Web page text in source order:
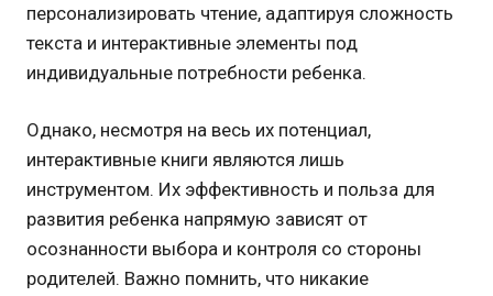
персонализировать чтение, адаптируя сложность
текста и интерактивные элементы под
индивидуальные потребности ребенка.
Однако, несмотря на весь их потенциал,
интерактивные книги являются лишь
инструментом. Их эффективность и польза для
развития ребенка напрямую зависят от
осознанности выбора и контроля со стороны
родителей. Важно помнить, что никакие